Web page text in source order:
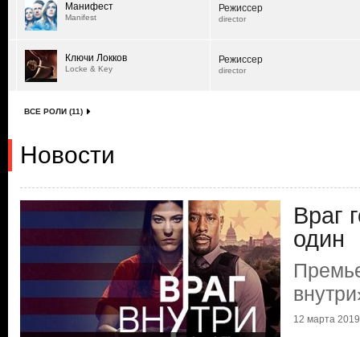
Манифест
Manifest
Режиссер
director
Ключи Локков
Locke & Key
Режиссер
director
ВСЕ РОЛИ (11)
Новости
Враг
один
12 марта 2019